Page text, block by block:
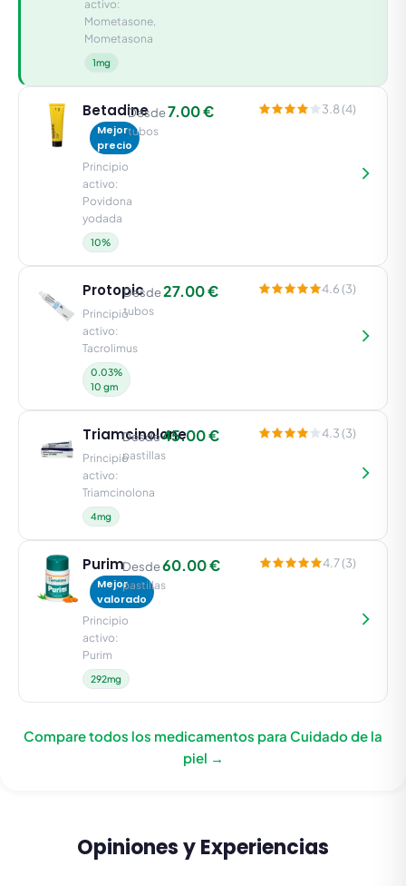
activo:
Mometasone,
Mometasona
1mg
Betadine
Mejor
precio
Principio
activo:
Povidona
yodada
10%
Desde7.00 €
tubos
3.8 (4)
Protopic
Principio
activo:
Tacrolimus
0.03%
10 gm
Desde27.00 €
tubos
4.6 (3)
Triamcinolone
Principio
activo:
Triamcinolona
4mg
Desde45.00 €
pastillas
4.3 (3)
Purim
Mejor
valorado
Principio
activo:
Purim
292mg
Desde60.00 €
pastillas
4.7 (3)
Compare todos los medicamentos para Cuidado de la
piel →
Opiniones y Experiencias